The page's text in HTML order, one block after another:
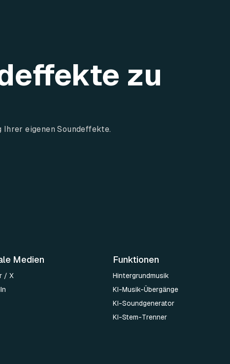
zu
Ihrer eigenen Soundeffekte.
Medien
/ X
Funktionen
Hintergrundmusik
KI-Musik-Übergänge
KI-Soundgenerator
KI-Stem-Trenner